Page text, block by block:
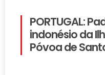
PORTUGAL:
indonésio da
Póvoa de